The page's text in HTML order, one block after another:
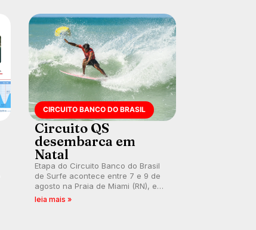
CIRCUITO BANCO DO BRASIL
Circuito QS
desembarca em
Natal
Etapa do Circuito Banco do Brasil
de Surfe acontece entre 7 e 9 de
agosto na Praia de Miami (RN), em
disputas válidas pelo Qualifying
leia mais »